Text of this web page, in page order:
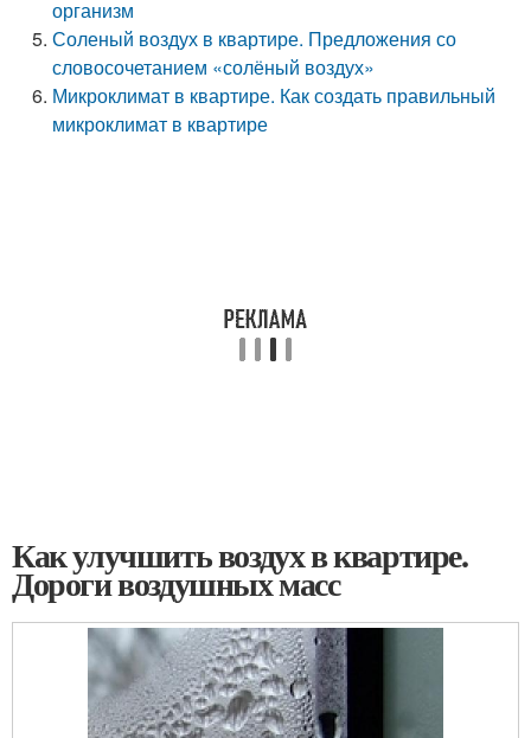
организм
Соленый воздух в квартире. Предложения со
словосочетанием «солёный воздух»
Микроклимат в квартире. Как создать правильный
микроклимат в квартире
Как улучшить воздух в квартире.
Дороги воздушных масс